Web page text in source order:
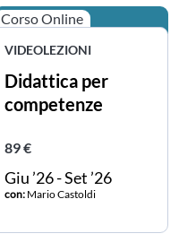
Corso Online
VIDEOLEZIONI
Didattica per
competenze
Prezzo intero
89 €
Giu ’26 - Set ’26
con: Mario Castoldi